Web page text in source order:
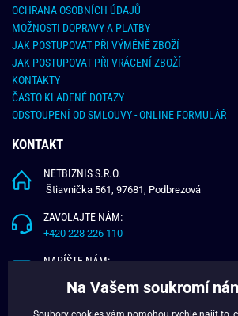
OCHRANA OSOBNÍCH ÚDAJŮ
MOŽNOSTI DOPRAVY A PLATBY
JAK POSTUPOVAT PŘI VÝMĚNĚ ZBOŽÍ
JAK POSTUPOVAT PŘI VRÁCENÍ ZBOŽÍ
KONTAKTY
ČASTO KLADENÉ DOTAZY
ODSTOUPENÍ OD SMLOUVY - ONLINE FORMULÁŘ
KONTAKT
NETBIZNIS S.R.O.
Štiavnička 561, 97681, Podbrezová
ZAVOLAJTE NÁM:
+420 228 226 110
NAPÍŠTE NÁM:
Na Vašem soukromí